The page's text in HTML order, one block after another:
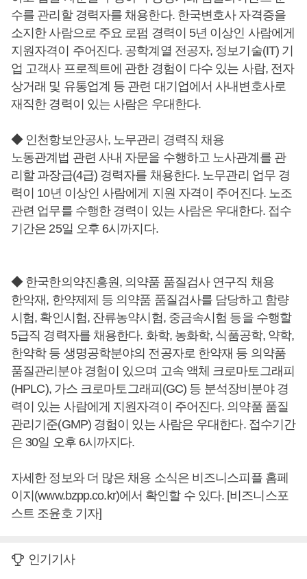
수를 관리할 경력자를 채용한다. 한국변호사 자격증을
소지한 사람으로 주요 로펌 경력이 5년 이상인 사람에게
지원자격이 주어진다. 공학계열 전공자, 정보기술(IT) 기
업 고객사 프로젝트에 관한 경험이 다수 있는 사람, 전자
상거래 및 유통업계 등 관련 대기업에서 사내변호사로
재직한 경력이 있는 사람은 우대한다.
◆ 인천항보안공사, 노무관리 경력직 채용
노동관계법 관련 사내 자문을 수행하고 노사관계를 관
리할 과장급(4급) 경력자를 채용한다. 노무관리 업무 경
력이 10년 이상인 사람에게 지원 자격이 주어진다. 노조
관련 업무를 수행한 경력이 있는 사람은 우대한다. 접수
기간은 25일 오후 6시까지다.
◆ 한국한의약진흥원, 의약품 품질검사 연구직 채용
한악재, 한약제제 등 의약품 품질검사를 담당하고 함량
시험, 확인시험, 잔류농약시험, 중금속시험 등을 수행할
5급직 경력자를 채용한다. 화학, 농화학, 식품공학, 약학,
한약학 등 생명공학분야의 전공자로 한약재 등 의약품
품질관리분야 경험이 있으며 고속 액체 크로마토그래피
(HPLC), 가스 크로마토그래피(GC) 등 분석장비분야 경
력이 있는 사람에게 지원자격이 주어진다. 의약품 품질
관리기준(GMP) 경험이 있는 사람은 우대한다. 접수기간
은 30일 오후 6시까지다.
자세한 정보와 더 많은 채용 소식은 비즈니스피플 홈페
이지(www.bzpp.co.kr)에서 확인할 수 있다. [비즈니스포
스트 조윤호 기자]
인기기사